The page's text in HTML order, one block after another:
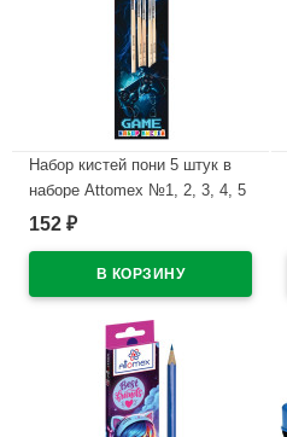
Набор кистей пони 5 штук в
наборе Attomex №1, 2, 3, 4, 5
Игра (GAME) арт.8072604
152 ₽